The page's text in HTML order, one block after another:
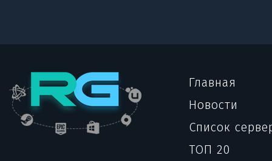
Главная
Новости
Список
ТОП 20